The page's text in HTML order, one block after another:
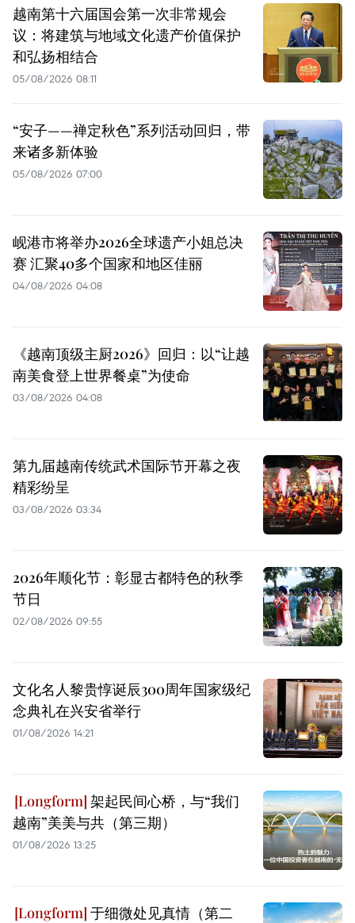
越南第十六届国会第一次非常规会
议：将建筑与地域文化遗产价值保护
和弘扬相结合
05/08/2026 08:11
“安子——禅定秋色”系列活动回归，带
来诸多新体验
05/08/2026 07:00
岘港市将举办2026全球遗产小姐总决
赛 汇聚40多个国家和地区佳丽
04/08/2026 04:08
《越南顶级主厨2026》回归：以“让越
南美食登上世界餐桌”为使命
03/08/2026 04:08
第九届越南传统武术国际节开幕之夜
精彩纷呈
03/08/2026 03:34
2026年顺化节：彰显古都特色的秋季
节日
02/08/2026 09:55
文化名人黎贵惇诞辰300周年国家级纪
念典礼在兴安省举行
01/08/2026 14:21
架起民间心桥，与“我们
越南”美美与共（第三期）
01/08/2026 13:25
于细微处见真情（第二